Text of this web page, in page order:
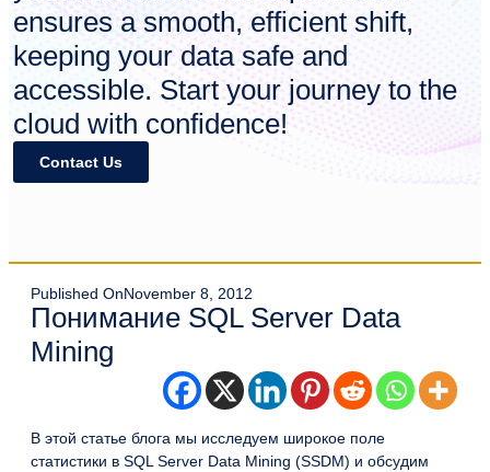
ensures a smooth, efficient shift,
keeping your data safe and
accessible. Start your journey to the
cloud with confidence!
Contact Us
Published OnNovember 8, 2012
Понимание SQL Server Data
Mining
В этой статье блога мы исследуем широкое поле
статистики в SQL Server Data Mining (SSDM) и обсудим